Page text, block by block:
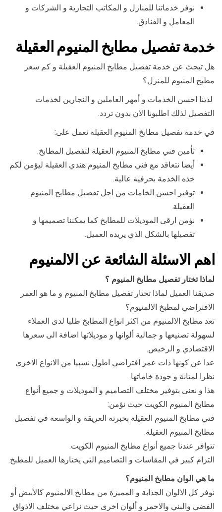
نوفر خدماتنا للمنازل و المكاتب التجارية و الشركات و
المعامل و الفنادق.
خدمة تفصيل مطابخ المنيوم العقيلة
هل تبحث عن خدمة تفصيل مطابخ المنيوم العقيلة و كم سعر
مطبخ المنيوم للمنزل؟
لدينا احسن الخدمات و أمهر العاملين و النجارين لخدمات
التفصيل لذلك اطلبونا الان بدون تردد.
في خدمة تفصيل مطابخ المنيوم العقيلة نعمل على:
تأمين فني مطابخ المنيوم العقيلة لتفصيل المطابخ.
أيضا نتعاقد مع فني مطابخ المنيوم هندي العقيلة ليؤمن لكم
خذه الخدمة بحرفية عالية.
توفير احسن الخامات من اجل تفصيل مطابخ المنيوم
العقيلة.
نؤمن ارقى الموديلات للمطابخ كما يمكننا تصميمها و
تفصيلها بالشكل الذي يريده العميل.
اهم الاسئلة الشائعة عن الالمنيوم
لماذا تختار تفصيل مطابخ المنيوم ؟
صديقنا العميل لماذا تختار تفصيل مطابخ المنيوم و ما هو العمر
الافتراضي لمطبخ الالمنيوم؟
تعد مطابخ الالمنيوم من اكثر انواع المطابخ طلبا لدى العملاء
لسهولة تصنيعها و جمالية ألوانها و موديلاتها اضافة الى سعرها
الاقتصادي و الرخيص.
عدا عن كونها ذات عمر افتراضي اطول نسبيا من الانواع الاخرى
نظرا لمتانة و جودة خاماتها.
هذا و نعنى بتوفير مختلف التصاميم و الموديلات و جميع أنواع
مطابخ المنيوم الكويت حيث نؤمن:
فني مطابخ المنيوم العقيلة بخبرته العريقة و الواسعة في تفصيل
مطابخ المنيوم العقيلة.
تتوافر عندنا جميع أنواع مطابخ المنيوم الكويت.
التزام كبير في المقاسات و التصاميم التي يختارها العميل للمطبخ.
ما هي الوان مطابخ المنيوم؟
نوفر كل الالوان الجذابة و المميزة من مطابخ الالمنيوم كالأبيض أو
الفضي والبني والاحمر و ألوان اخرى حيث نراعي مختلف الاذواق